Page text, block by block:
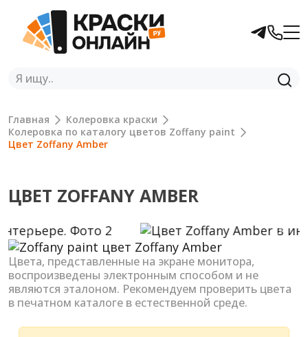
Главная
Колеровка краски
Колеровка по каталогу цветов Zoffany paint
Цвет Zoffany Amber
ЦВЕТ ZOFFANY AMBER
Previous Next
Цвета, представленные на экране монитора,
воспроизведены электронным способом и не
являются эталоном. Рекомендуем проверить цвета
в печатном каталоге в естественной среде.